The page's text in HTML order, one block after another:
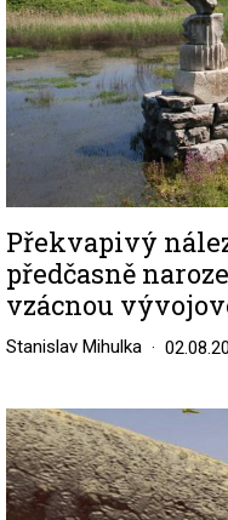
Překvapivý
předčasně
vzácnou
Stanislav Mihulka
Image